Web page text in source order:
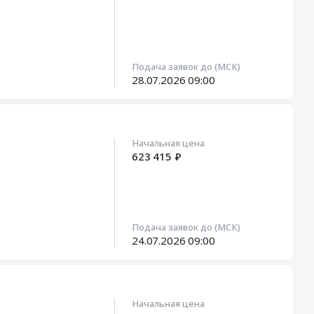
Подача заявок до (МСК)
28.07.2026 09:00
Начальная цена
623 415 ₽
Подача заявок до (МСК)
24.07.2026 09:00
Начальная цена